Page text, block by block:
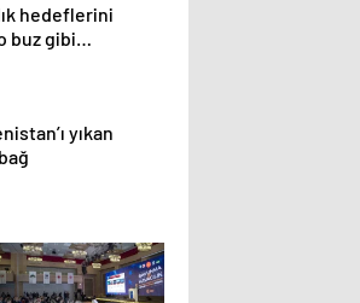
hedeflerini
buz gibi…
yıkan
bir